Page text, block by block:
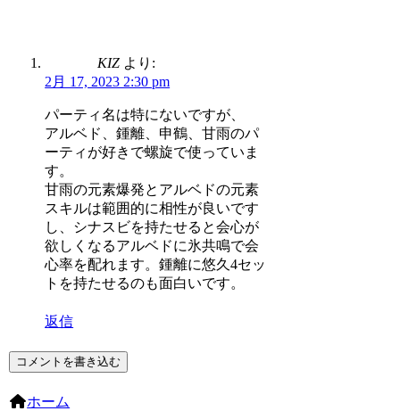
KIZ より:
2月 17, 2023 2:30 pm
パーティ名は特にないですが、
アルベド、鍾離、申鶴、甘雨のパ
ーティが好きで螺旋で使っていま
す。
甘雨の元素爆発とアルベドの元素
スキルは範囲的に相性が良いです
し、シナスビを持たせると会心が
欲しくなるアルベドに氷共鳴で会
心率を配れます。鍾離に悠久4セッ
トを持たせるのも面白いです。
返信
コメントを書き込む
ホーム